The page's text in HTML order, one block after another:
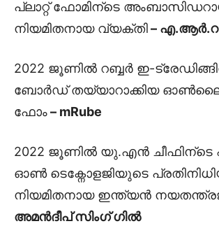
പ്ലാറ്റ് ഫോമിന്ടെ
നിയമിതനായ വ്യക്തി–
2022 ജൂണിൽ റബ്ബർ ഇ-
ബോർഡ് തയ്യാറാക്കിയ
ഫോം– mRube
2022 ജൂണിൽ യു.എൻ
ഓൺ ടെക്നോളജിയുടെ
നിയമിതനായ ഇന്ത്യൻ
അമൻദീപ് സിംഗ് ഗിൽ